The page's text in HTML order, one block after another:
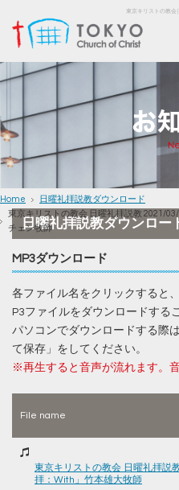
東京キリストの教会 |
Home
日曜礼拝説教ダウンロード
東京キリストの教会 日曜礼拝説教 2021/
チェン牧師
日曜礼拝説教ダウンロー
MP3ダウンロード
各ファイル名をクリックすると
P3ファイルをダウンロードする
パソコンでダウンロードする際
て保存」をしてください。
※再生すると音声が流れます。
File name
東京キリストの教会 日曜礼拝説
拝：With」竹本雄大牧師